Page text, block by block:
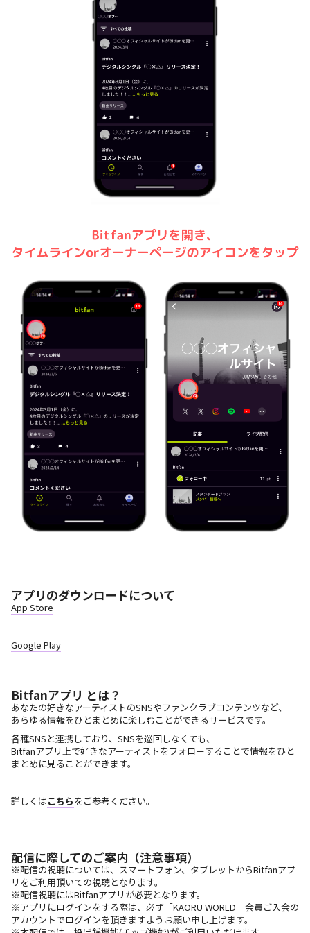
アプリのダウンロードについて
App Store
Google Play
Bitfanアプリ とは？
あなたの好きなアーティストのSNSやファンクラブコンテンツなど、
あらゆる情報をひとまとめに楽しむことができるサービスです。
各種SNSと連携しており、SNSを巡回しなくても、
Bitfanアプリ上で好きなアーティストをフォローすることで情報をひと
まとめに見ることができます。
詳しくはこちら をご参考ください。
配信に際してのご案内（注意事項）
※配信の視聴については、スマートフォン、タブレットからBitfanアプ
リをご利用頂いての視聴となります。
※配信視聴にはBitfanアプリが必要となります。
※アプリにログインをする際は、必ず「KAORU WORLD」会員ご入会の
アカウントでログインを頂きますようお願い申し上げます。